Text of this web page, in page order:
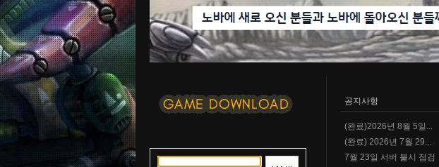
공지사항
(완료)2026년 8월 5일...
(완료) 2026년 7월 29...
7월 23일 서버 불시 접검